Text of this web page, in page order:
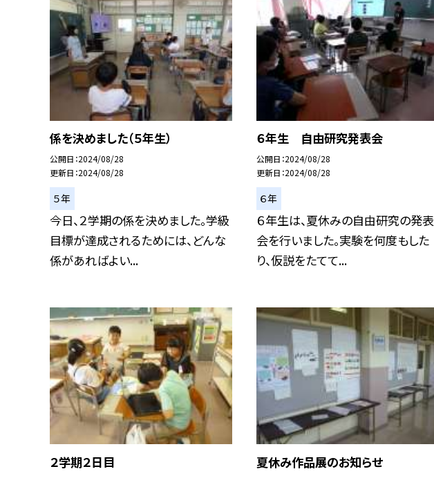
係を決めました（５年生）
公開日 2024/08/28
更新日 2024/08/28
５年
今日、２学期の係を決めました。学級
目標が達成されるためには、どんな
係があればよい...
６年生 自由研究発表会
公開日 2024/08/28
更新日 2024/08/28
６年
６年生は、夏休みの自由研究の発表
会を行いました。実験を何度もした
り、仮説をたてて...
２学期２日目 夏休み作品展のお知らせ